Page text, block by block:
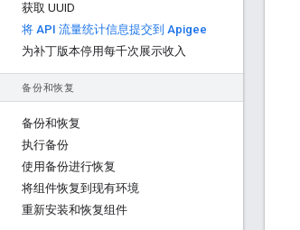
获取 UUID
将 API 流量统计信息提交到 Apigee
为补丁版本停用每千次展示收入
备份和恢复
备份和恢复
执行备份
使用备份进行恢复
将组件恢复到现有环境
重新安装和恢复组件